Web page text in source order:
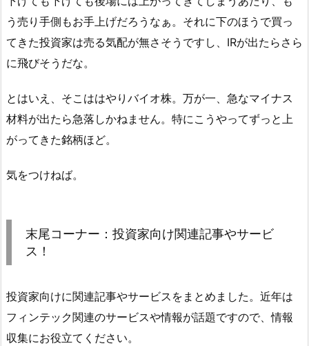
う売り手側もお手上げだろうなぁ。それに下のほうで買っ
てきた投資家は売る気配が無さそうですし、IRが出たらさら
に飛びそうだな。
とはいえ、そこははやりバイオ株。万が一、急なマイナス
材料が出たら急落しかねません。特にこうやってずっと上
がってきた銘柄ほど。
気をつけねば。
末尾コーナー：投資家向け関連記事やサービ
ス！
投資家向けに関連記事やサービスをまとめました。近年は
フィンテック関連のサービスや情報が話題ですので、情報
収集にお役立てください。